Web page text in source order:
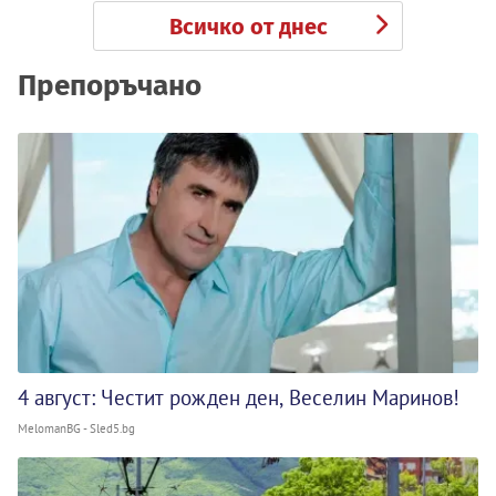
Всичко от днес
Препоръчано
4 август: Честит рожден ден, Веселин Маринов!
MelomanBG - Sled5.bg